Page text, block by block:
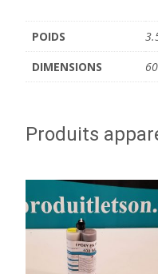
POIDS
DIMENSIONS
Produits